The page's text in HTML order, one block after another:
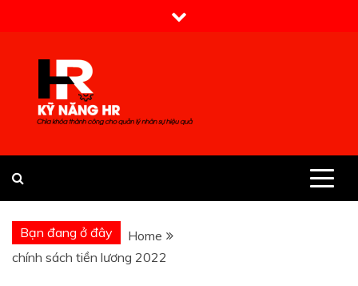
Kỹ Năng HR
Bạn đang ở đây
Home
chính sách tiền lương 2022